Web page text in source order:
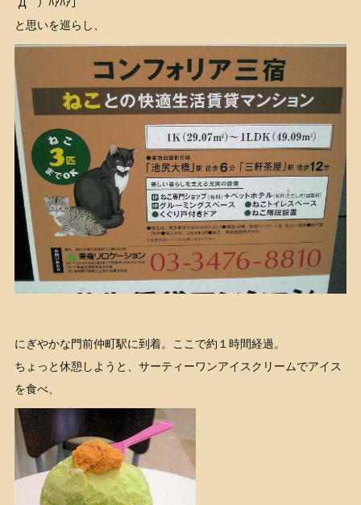
´Д｀）ﾊｱﾊｱ」
と思いを巡らし、
にぎやかな門前仲町駅に到着。ここで約１時間経過。
ちょっと休憩しようと、サーティーワンアイスクリームでアイス
を食べ、